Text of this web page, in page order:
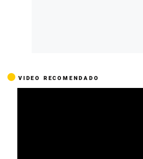
VIDEO RECOMENDADO